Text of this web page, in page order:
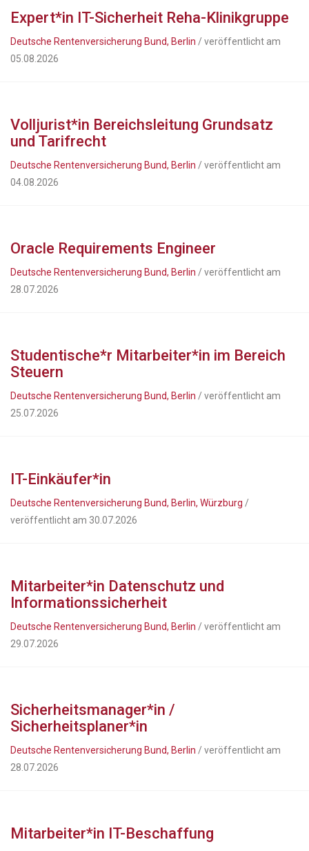
Expert*in IT-Sicherheit Reha-Klinikgruppe
Deutsche Rentenversicherung Bund, Berlin / veröffentlicht am
05.08.2026
Volljurist*in Bereichsleitung Grundsatz
und Tarifrecht
Deutsche Rentenversicherung Bund, Berlin / veröffentlicht am
04.08.2026
Oracle Requirements Engineer
Deutsche Rentenversicherung Bund, Berlin / veröffentlicht am
28.07.2026
Studentische*r Mitarbeiter*in im Bereich
Steuern
Deutsche Rentenversicherung Bund, Berlin / veröffentlicht am
25.07.2026
IT-Einkäufer*in
Deutsche Rentenversicherung Bund, Berlin, Würzburg /
veröffentlicht am 30.07.2026
Mitarbeiter*in Datenschutz und
Informationssicherheit
Deutsche Rentenversicherung Bund, Berlin / veröffentlicht am
29.07.2026
Sicherheitsmanager*in /
Sicherheitsplaner*in
Deutsche Rentenversicherung Bund, Berlin / veröffentlicht am
28.07.2026
Mitarbeiter*in IT-Beschaffung